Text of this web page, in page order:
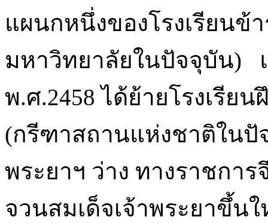
แผนกหนึ่งของโรงเรียนข้
มหาวิทยาลัยในปัจจุบัน)
พ.ศ.2458 ได้ย้ายโรงเรี
(กรีฑาสถานแห่งชาติในปั
พระยาฯ ว่าง ทางราชกา
จวนสมเด็จเจ้าพระยาขึ้น